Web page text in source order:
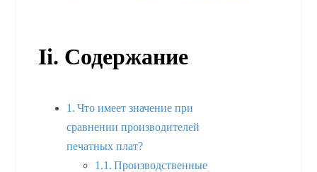
Ii. Содержание
Что имеет значение при
сравнении производителей
печатных плат?
Производственные